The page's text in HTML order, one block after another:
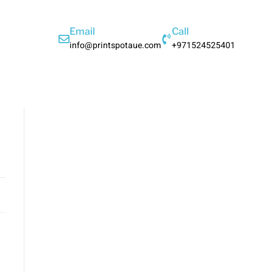
Email
info@printspotaue.com
Call
+971524525401